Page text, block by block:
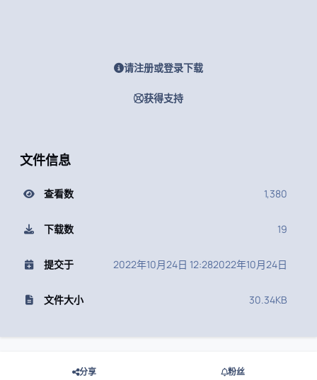
请注册或登录下载
获得支持
文件信息
查看数 1,380
下载数 19
提交于 2022年10月24日 12:282022年10月24日
文件大小 30.34KB
分享 粉丝